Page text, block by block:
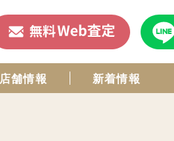
店舗情報 新着情報